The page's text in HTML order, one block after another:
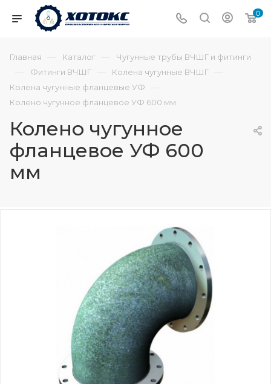
0
Главная — Каталог — Чугунные трубы ВЧШГ и фитинги
— Фитинги ВЧШГ — Колена чугунные ВЧШГ —
Колена чугунные фланцевые УФ —
Колено чугунное фланцевое УФ 600 мм
Колено чугунное
фланцевое УФ 600
мм